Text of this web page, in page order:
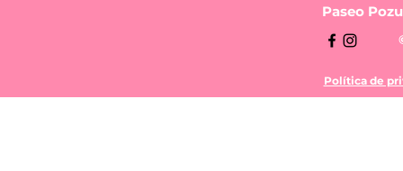
Paseo
Política de